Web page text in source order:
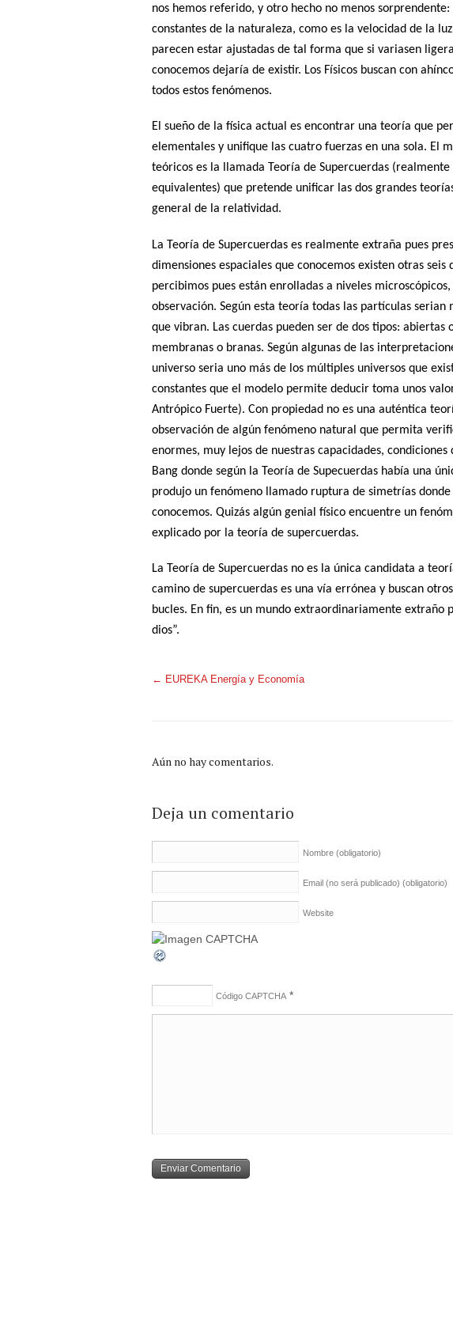
nos hemos referido, y otro hecho no menos
constantes de la naturaleza, como es la velocidad de la
parecen estar ajustadas de tal forma que si variasen
conocemos dejaría de existir. Los Físicos buscan con
todos estos fenómenos.
El sueño de la física actual es encontrar una teoría que
elementales y unifique las cuatro fuerzas en una sola. El
teóricos es la llamada Teoría de Supercuerdas
equivalentes) que pretende unificar las dos grandes
general de la relatividad.
La Teoría de Supercuerdas es realmente extraña pues
dimensiones espaciales que conocemos existen otras seis
percibimos pues están enrolladas a niveles
observación. Según esta teoría todas las partículas serian
que vibran. Las cuerdas pueden ser de dos tipos:
membranas o branas. Según algunas de las
universo seria uno más de los múltiples universos que
constantes que el modelo permite deducir toma unos
Antrópico Fuerte). Con propiedad no es una auténtica
observación de algún fenómeno natural que permita
enormes, muy lejos de nuestras capacidades,
Bang donde según la Teoría de Supecuerdas había una
produjo un fenómeno llamado ruptura de simetrías
conocemos. Quizás algún genial físico encuentre un
explicado por la teoría de supercuerdas.
La Teoría de Supercuerdas no es la única candidata a
camino de supercuerdas es una vía errónea y buscan
bucles. En fin, es un mundo extraordinariamente extraño
dios”.
← EUREKA Energía y Economía
Aún no hay comentarios.
Deja un comentario
Nombre (obligatorio)
Email (no será publicado) (obligatorio)
Website
Código CAPTCHA *